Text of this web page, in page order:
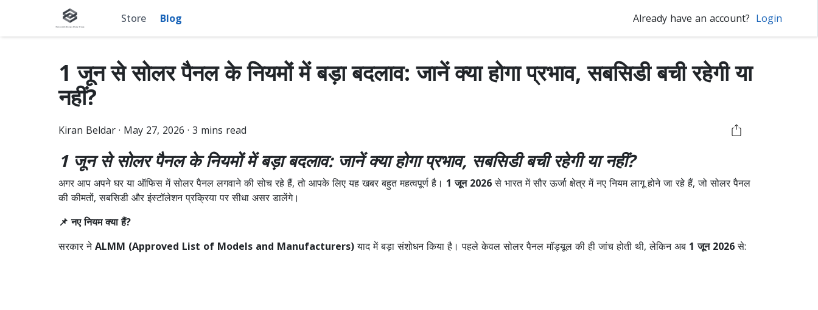
Store Blog Already have an account? Login
1 जून से सोलर पैनल के नियमों में बड़ा बदलाव: जानें क्या होगा प्रभाव, सबसिडी बची रहेगी या
नहीं?
Kiran Beldar · May 27, 2026 · 3 mins read
1 जून से सोलर पैनल के नियमों में बड़ा बदलाव: जानें क्या होगा प्रभाव, सबसिडी बची रहेगी या नहीं?
अगर आप अपने घर या ऑफिस में सोलर पैनल लगवाने की सोच रहे हैं, तो आपके लिए यह खबर बहुत महत्वपूर्ण है। 1 जून 2026से भारत में सौर ऊर्जा क्षेत्र में नए नियम लागू होने जा रहे हैं, जो सोलर पैनल
की कीमतों, सबसिडी और इंस्टॉलेशन प्रक्रिया पर सीधा असर डालेंगे।
📌 नए नियम क्या हैं?
सरकार नेALMM (Approved List of Models and Manufacturers)याद में बड़ा संशोधन किया है। पहले केवल सोलर पैनल मॉड्यूल की ही जांच होती थी, लेकिन अब 1 जून 2026से: